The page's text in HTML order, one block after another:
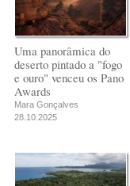
Uma panorâmica do
deserto pintado a "fogo
e ouro" venceu os Pano
Awards
Mara Gonçalves
28.10.2025
Rui Barbosa Batista